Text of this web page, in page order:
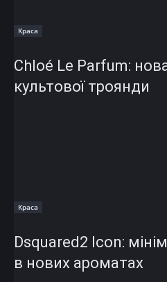
Краса
Chloé Le Parfum:
культової троянди
Краса
Dsquared2 Icon:
в нових ароматах